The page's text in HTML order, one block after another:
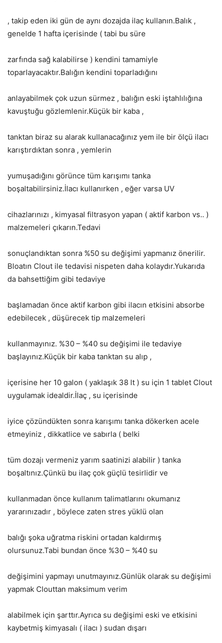
, takip eden iki gün de aynı dozajda ilaç kullanın.Balık ,
genelde 1 hafta içerisinde ( tabi bu süre
zarfında sağ kalabilirse ) kendini tamamiyle
toparlayacaktır.Balığın kendini toparladığını
anlayabilmek çok uzun sürmez , balığın eski iştahlılığına
kavuştuğu gözlemlenir.Küçük bir kaba ,
tanktan biraz su alarak kullanacağınız yem ile bir ölçü ilacı
karıştırdıktan sonra , yemlerin
yumuşadığını görünce tüm karışımı tanka
boşaltabilirsiniz.İlacı kullanırken , eğer varsa UV
cihazlarınızı , kimyasal filtrasyon yapan ( aktif karbon vs.. )
malzemeleri çıkarın.Tedavi
sonuçlandıktan sonra %50 su değişimi yapmanız önerilir.
Bloatın Clout ile tedavisi nispeten daha kolaydır.Yukarıda
da bahsettiğim gibi tedaviye
başlamadan önce aktif karbon gibi ilacın etkisini absorbe
edebilecek , düşürecek tip malzemeleri
kullanmayınız. %30 – %40 su değişimi ile tedaviye
başlayınız.Küçük bir kaba tanktan su alıp ,
içerisine her 10 galon ( yaklaşık 38 lt ) su için 1 tablet Clout
uygulamak idealdir.İlaç , su içerisinde
iyice çözündükten sonra karışımı tanka dökerken acele
etmeyiniz , dikkatlice ve sabırla ( belki
tüm dozajı vermeniz yarım saatinizi alabilir ) tanka
boşaltınız.Çünkü bu ilaç çok güçlü tesirlidir ve
kullanmadan önce kullanım talimatlarını okumanız
yararınızadır , böylece zaten stres yüklü olan
balığı şoka uğratma riskini ortadan kaldırmış
olursunuz.Tabi bundan önce %30 – %40 su
değişimini yapmayı unutmayınız.Günlük olarak su değişimi
yapmak Clouttan maksimum verim
alabilmek için şarttır.Ayrıca su değişimi eski ve etkisini
kaybetmiş kimyasalı ( ilacı ) sudan dışarı